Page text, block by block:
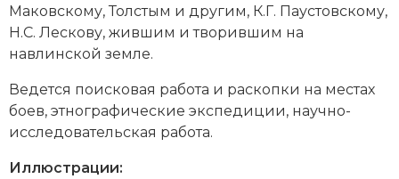
Революции и народные движения
Россия
Маковскому, Толстым и другим, К.Г. Паустовскому,
Н.С. Лескову, жившим и творившим на
навлинской земле.
Ведется поисковая работа и раскопки на местах
боев, этнографические экспедиции, научно-
исследовательская работа.
Иллюстрации: